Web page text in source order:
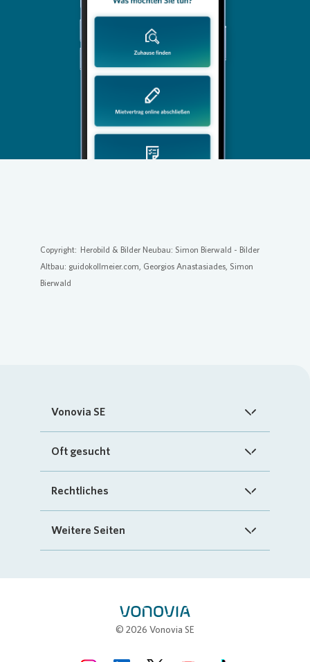
Loading...
Copyright: Herobild & Bilder Neubau: Simon Bierwald - Bilder
Altbau: guidokollmeier.com, Georgios Anastasiades, Simon
Bierwald
Vonovia SE
Startseite
Investoren
Presse
Oft gesucht
FAQ
„Mein Vonovia“ App
Mein Zuhause
Rechtliches
Impressum
Weitere Seiten
© 2026 Vonovia SE